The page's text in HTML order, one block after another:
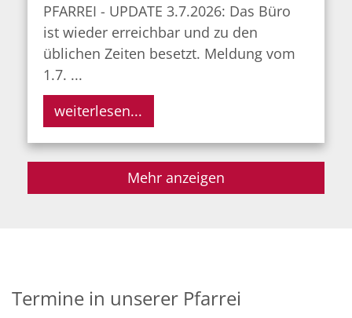
PFARREI - UPDATE 3.7.2026: Das Büro
ist wieder erreichbar und zu den
üblichen Zeiten besetzt. Meldung vom
1.7. ...
weiterlesen...
Mehr anzeigen
Termine in unserer Pfarrei